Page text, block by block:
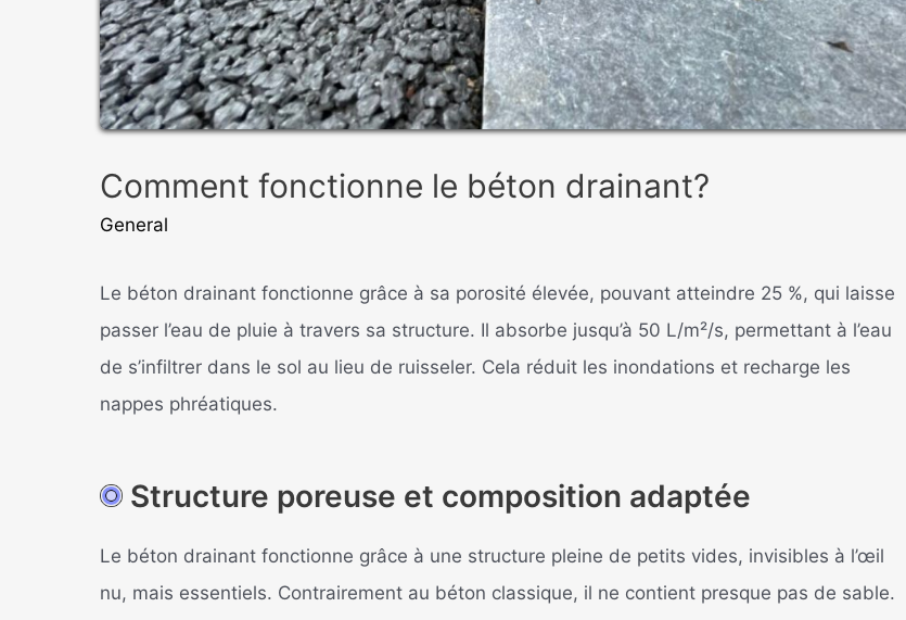
Comment fonctionne le béton drainant?
General
Le béton drainant fonctionne grâce à sa porosité élevée, pouvant atteindre 25 %, qui laisse
passer l’eau de pluie à travers sa structure. Il absorbe jusqu’à 50 L/m²/s, permettant à l’eau
de s’infiltrer dans le sol au lieu de ruisseler. Cela réduit les inondations et recharge les
nappes phréatiques.
Structure poreuse et composition adaptée
Le béton drainant fonctionne grâce à une structure pleine de petits vides, invisibles à l’œil
nu, mais essentiels. Contrairement au béton classique, il ne contient presque pas de sable.